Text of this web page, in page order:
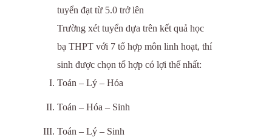
tuyển đạt từ 5.0 trở lên
Trường xét tuyển dựa trên kết quả học
bạ THPT với 7 tổ hợp môn linh hoạt, thí
sinh được chọn tổ hợp có lợi thế nhất:
Toán – Lý – Hóa
Toán – Hóa – Sinh
Toán – Lý – Sinh